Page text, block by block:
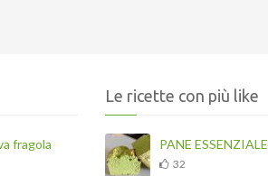
fragola
Le ricette con più like
PANE ESSENZIALE
32